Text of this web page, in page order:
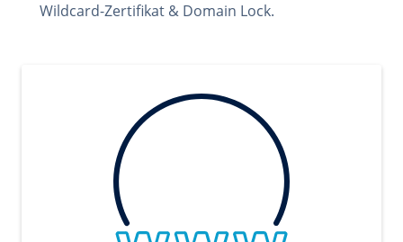
Wildcard-Zertifikat & Domain Lock.